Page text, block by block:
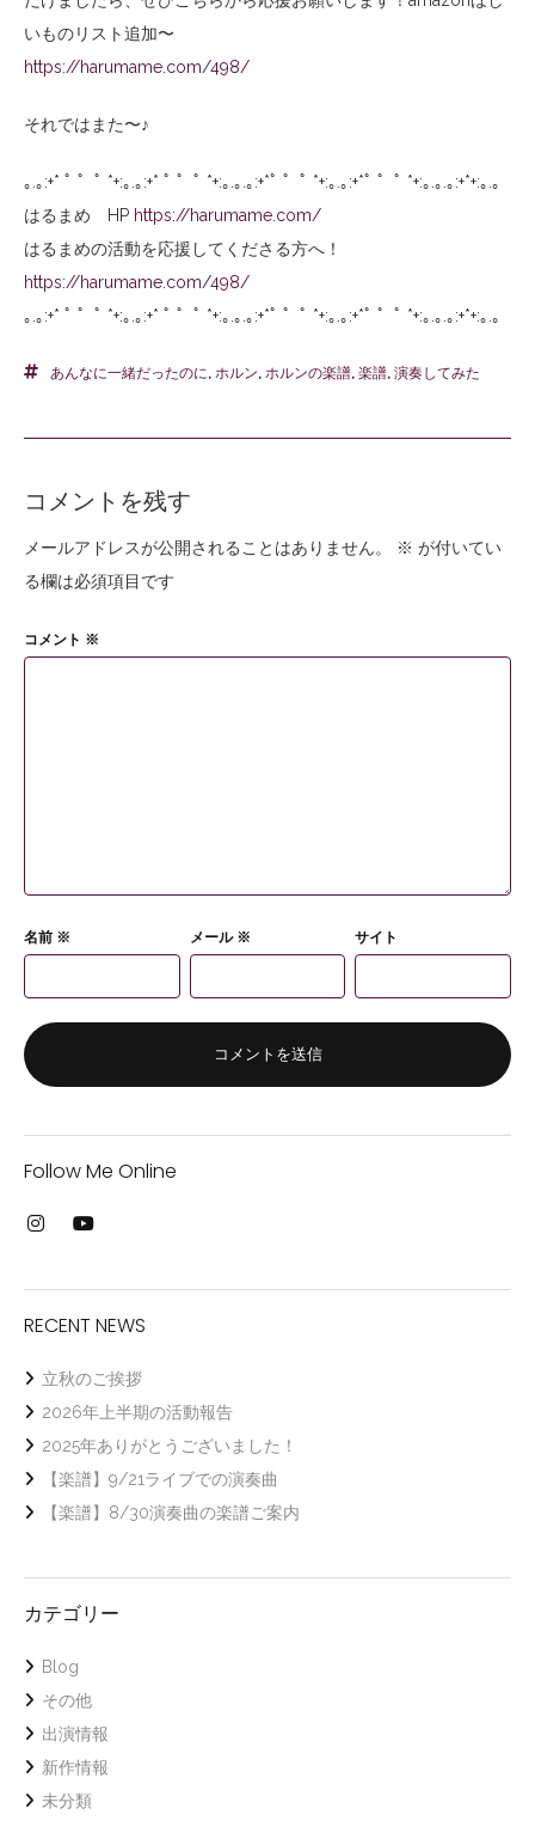
いものリスト追加〜
https://harumame.com/498/
それではまた〜♪
｡.｡:+* ﾟ ゜ﾟ *+:｡.｡:+* ﾟ ゜ﾟ *+:｡.｡.｡:+*ﾟ ゜ﾟ *+:｡.｡:+*ﾟ ゜ﾟ *+:｡.｡.｡:+*+:｡.｡
はるまめ HP https://harumame.com/
はるまめの活動を応援してくださる方へ！
https://harumame.com/498/
｡.｡:+* ﾟ ゜ﾟ *+:｡.｡:+* ﾟ ゜ﾟ *+:｡.｡.｡:+*ﾟ ゜ﾟ *+:｡.｡:+*ﾟ ゜ﾟ *+:｡.｡.｡:+*+:｡.｡
あんなに一緒だったのに, ホルン, ホルンの楽譜, 楽譜, 演奏してみた
コメントを残す
メールアドレスが公開されることはありません。 ※ が付いてい
る欄は必須項目です
コメント ※
名前 ※ メール ※ サイト
Follow Me Online
RECENT NEWS
立秋のご挨拶
2026年上半期の活動報告
2025年ありがとうございました！
【楽譜】9/21ライブでの演奏曲
【楽譜】8/30演奏曲の楽譜ご案内
カテゴリー
Blog
その他
出演情報
新作情報
未分類